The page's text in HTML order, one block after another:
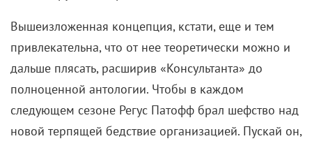
Вышеизложенная концепция, кстати, еще и тем
привлекательна, что от нее теоретически можно и
дальше плясать, расширив «Консультанта» до
полноценной антологии. Чтобы в каждом
следующем сезоне Регус Патофф брал шефство над
новой терпящей бедствие организацией. Пускай он,